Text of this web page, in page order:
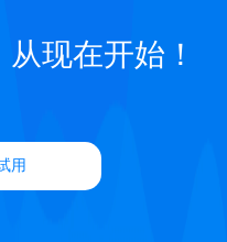
现在开始！
用